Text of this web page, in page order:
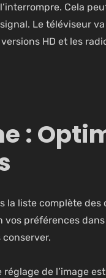
Cela
Le téléviseur
HD et les
:
la liste complète des
préférences
de l’image